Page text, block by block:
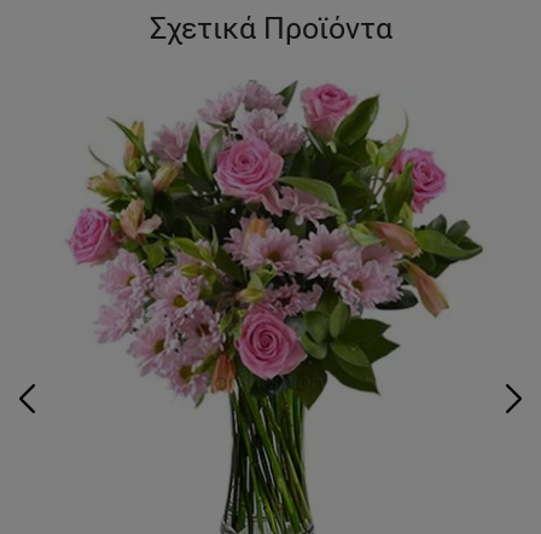
Σχετικά Προϊόντα